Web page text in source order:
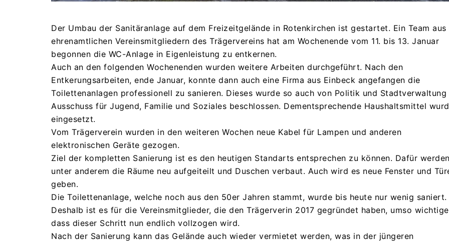
Der Umbau der Sanitäranlage auf dem Freizeitgelände in Rotenkirchen ist gestartet. Ein Team aus
ehrenamtlichen Vereinsmitgliedern des Trägervereins hat am Wochenende vom 11. bis 13. Januar
begonnen die WC-Anlage in Eigenleistung zu entkernen.
Auch an den folgenden Wochenenden wurden weitere Arbeiten durchgeführt. Nach den
Entkerungsarbeiten, ende Januar, konnte dann auch eine Firma aus Einbeck angefangen die
Toilettenanlagen professionell zu sanieren. Dieses wurde so auch von Politik und Stadtverwaltung
Ausschuss für Jugend, Familie und Soziales beschlossen. Dementsprechende Haushaltsmittel
eingesetzt.
Vom Trägerverein wurden in den weiteren Wochen neue Kabel für Lampen und anderen
elektronischen Geräte gezogen.
Ziel der kompletten Sanierung ist es den heutigen Standarts entsprechen zu können. Dafür werden
unter anderem die Räume neu aufgeiteilt und Duschen verbaut. Auch wird es neue Fenster und
geben.
Die Toilettenanlage, welche noch aus den 50er Jahren stammt, wurde bis heute nur wenig saniert.
Deshalb ist es für die Vereinsmitglieder, die den Trägerverin 2017 gegründet haben, umso
dass dieser Schritt nun endlich vollzogen wird.
Nach der Sanierung kann das Gelände auch wieder vermietet werden, was in der jüngeren